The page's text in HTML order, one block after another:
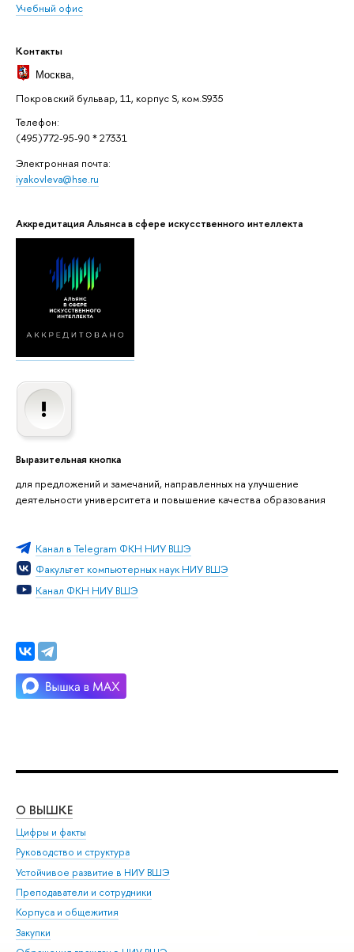
Учебный офис
Контакты
Москва,
Покровский бульвар, 11, корпус S, ком.S935
Телефон:
(495)772-95-90 * 27331
Электронная почта:
iyakovleva@hse.ru
Аккредитация Альянса в сфере искусственного интеллекта
Выразительная кнопка
для предложений и замечаний, направленных на улучшение
деятельности университета и повышение качества образования
Канал в Telegram ФКН НИУ ВШЭ
Факультет компьютерных наук НИУ ВШЭ
Канал ФКН НИУ ВШЭ
О ВЫШКЕ
Цифры и факты
Руководство и структура
Устойчивое развитие в НИУ ВШЭ
Преподаватели и сотрудники
Корпуса и общежития
Закупки